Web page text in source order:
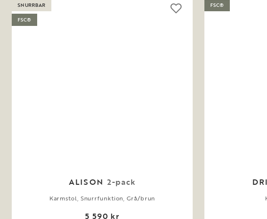
ALISON 2-pack
Karmstol, Snurrfunktion, Grå/brun
5 590 kr
SNURRBAR
FSC®
FSC®